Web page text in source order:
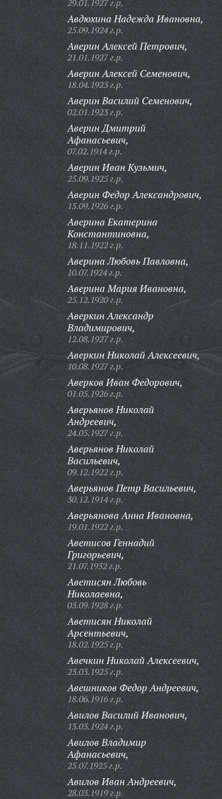
29.01.1927 г.р.
Авдюхина Надежда Ивановна,
25.09.1924 г.р.
Аверин Алексей Петрович,
21.01.1927 г.р.
Аверин Алексей Семенович,
18.04.1923 г.р.
Аверин Василий Семенович,
02.01.1923 г.р.
Аверин Дмитрий
Афанасьевич,
07.02.1914 г.р.
Аверин Иван Кузьмич,
25.09.1925 г.р.
Аверин Федор Александрович,
15.09.1926 г.р.
Аверина Екатерина
Константиновна,
18.11.1922 г.р.
Аверина Любовь Павловна,
10.07.1924 г.р.
Аверина Мария Ивановна,
25.12.1920 г.р.
Аверкин Александр
Владимирович,
12.08.1927 г.р.
Аверкин Николай Алексеевич,
10.08.1927 г.р.
Аверков Иван Федорович,
01.05.1926 г.р.
Аверьянов Николай
Андреевич,
24.05.1927 г.р.
Аверьянов Николай
Васильевич,
09.12.1922 г.р.
Аверьянов Петр Васильевич,
30.12.1914 г.р.
Аверьянова Анна Ивановна,
19.01.1922 г.р.
Аветисов Геннадий
Григорьевич,
21.07.1932 г.р.
Аветисян Любовь
Николаевна,
03.09.1928 г.р.
Аветисян Николай
Арсентьевич,
18.02.1925 г.р.
Авечкин Николай Алексеевич,
23.03.1925 г.р.
Авешников Федор Андреевич,
18.06.1916 г.р.
Авилов Василий Иванович,
13.03.1924 г.р.
Авилов Владимир
Афанасьевич,
25.07.1925 г.р.
Авилов Иван Андреевич,
28.03.1919 г.р.